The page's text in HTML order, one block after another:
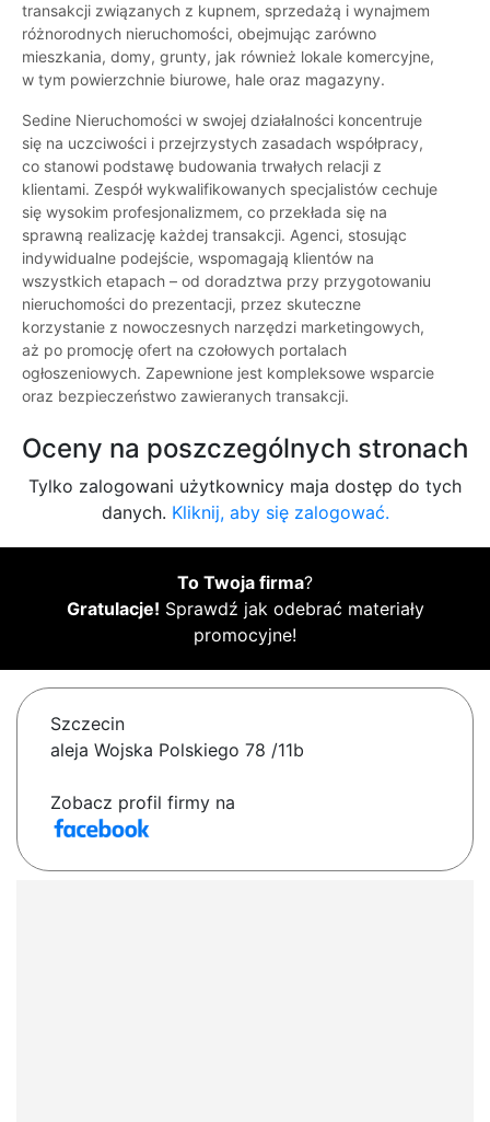
transakcji związanych z kupnem, sprzedażą i wynajmem
różnorodnych nieruchomości, obejmując zarówno
mieszkania, domy, grunty, jak również lokale komercyjne,
w tym powierzchnie biurowe, hale oraz magazyny.
Sedine Nieruchomości w swojej działalności koncentruje
się na uczciwości i przejrzystych zasadach współpracy,
co stanowi podstawę budowania trwałych relacji z
klientami. Zespół wykwalifikowanych specjalistów cechuje
się wysokim profesjonalizmem, co przekłada się na
sprawną realizację każdej transakcji. Agenci, stosując
indywidualne podejście, wspomagają klientów na
wszystkich etapach – od doradztwa przy przygotowaniu
nieruchomości do prezentacji, przez skuteczne
korzystanie z nowoczesnych narzędzi marketingowych,
aż po promocję ofert na czołowych portalach
ogłoszeniowych. Zapewnione jest kompleksowe wsparcie
oraz bezpieczeństwo zawieranych transakcji.
Oceny na poszczególnych stronach
Tylko zalogowani użytkownicy maja dostęp do tych
danych. Kliknij, aby się zalogować.
To Twoja firma?
Gratulacje! Sprawdź jak odebrać materiały
promocyjne!
Szczecin
aleja Wojska Polskiego 78 /11b
Zobacz profil firmy na